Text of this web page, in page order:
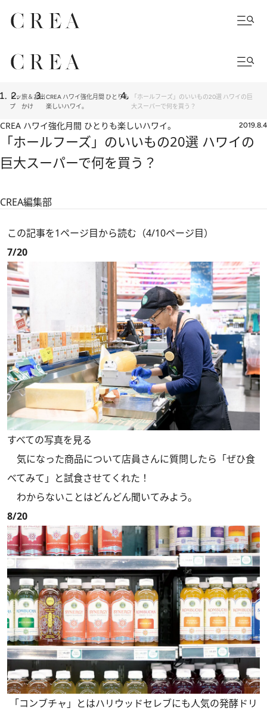
トッ
プ
旅＆お出
かけ
CREA ハワイ強化月間 ひとりも
楽しいハワイ。
「ホールフーズ」のいいもの20選 ハワイの巨
大スーパーで何を買う？
CREA ハワイ強化月間 ひとりも楽しいハワイ。 2019.8.4
「ホールフーズ」のいいもの20選 ハワイの
巨大スーパーで何を買う？
CREA編集部
この記事を1ページ目から読む（4/10ページ目）
7/20
すべての写真を見る
気になった商品について店員さんに質問したら「ぜひ食
べてみて」と試食させてくれた！
わからないことはどんどん聞いてみよう。
8/20
「コンブチャ」とはハリウッドセレブにも人気の発酵ドリ